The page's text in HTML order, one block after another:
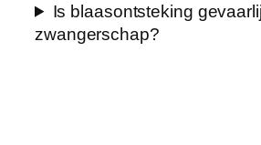
Is blaasontsteking
zwangerschap?